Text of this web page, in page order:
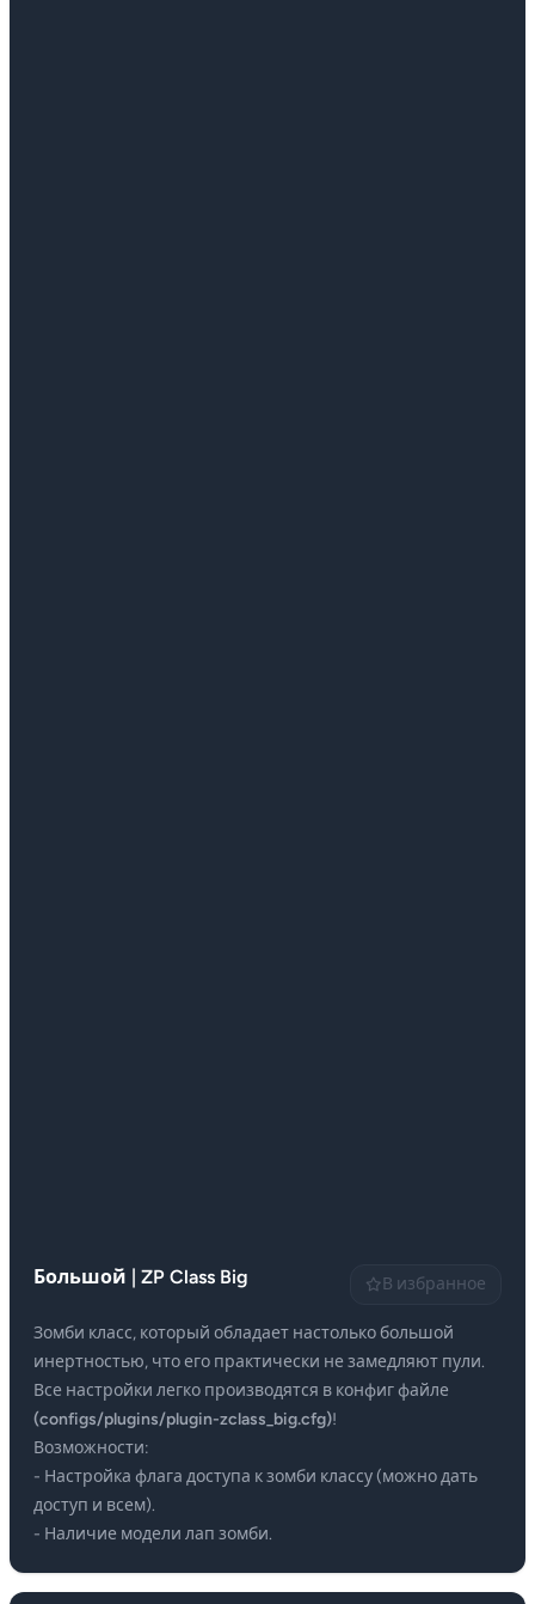
Большой | ZP Class Big В избранное
Зомби класс, который обладает настолько большой
инертностью, что его практически не замедляют пули.
Все настройки легко производятся в конфиг файле
(configs/plugins/plugin-zclass_big.cfg)!
Возможности:
- Настройка флага доступа к зомби классу (можно дать
доступ и всем).
- Наличие модели лап зомби.